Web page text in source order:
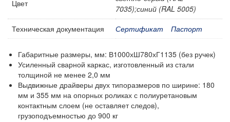
Аксессуары для сварки
Контейнеры производственные
Нестандартные изделия
Платформы подкатные SF
Цвет
7035);синий (RAL 5005)
Техническая документация
Сертификат Паспорт
Габаритные размеры, мм: В1000хШ780хГ1135 (без ручек)
Усиленный сварной каркас, изготовленный из стали
толщиной не менее 2,0 мм
Выдвижные драйверы двух типоразмеров по ширине: 180
мм и 355 мм на опорных роликах с полиуретановым
контактным слоем (не оставляет следов),
грузоподъемностью до 900 кг